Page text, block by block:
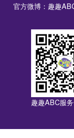
官方微博：趣趣
趣趣ABC服